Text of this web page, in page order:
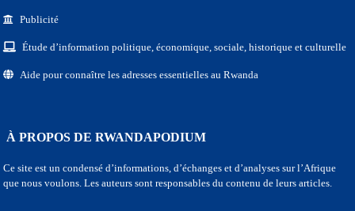
Publicité
Étude d’information politique, économique, sociale, historique et culturelle
Aide pour connaître les adresses essentielles au Rwanda
À PROPOS DE RWANDAPODIUM
Ce site est un condensé d’informations, d’échanges et d’analyses sur l’Afrique
que nous voulons. Les auteurs sont responsables du contenu de leurs articles.